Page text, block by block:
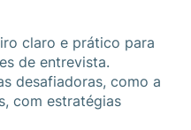
claro e prático para
de entrevista.
desafiadoras, como a
com estratégias